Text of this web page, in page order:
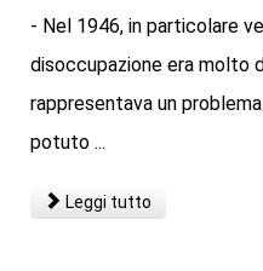
- Nel 1946, in particolare
disoccupazione era molto
rappresentava un
potuto ...
Leggi tutto